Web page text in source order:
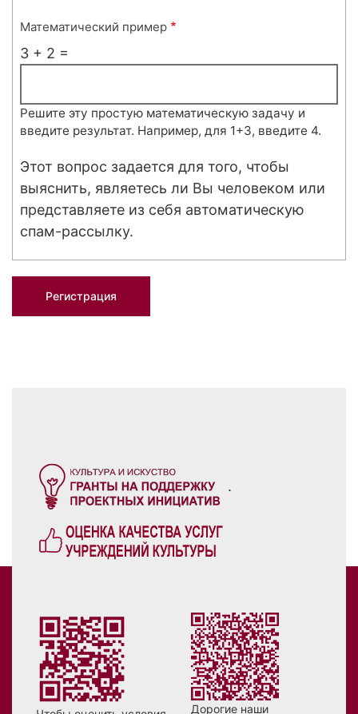
Математический пример
3 + 2 =
Решите эту простую математическую задачу и
введите результат. Например, для 1+3, введите 4.
Этот вопрос задается для того, чтобы
выяснить, являетесь ли Вы человеком или
представляете из себя автоматическую
спам-рассылку.
.
Дорогие наши